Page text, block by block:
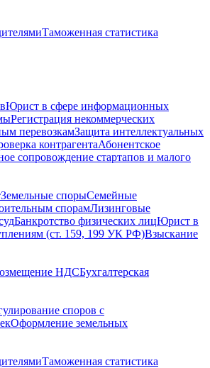
Таможенная статистика
Юрист в сфере информационных
Регистрация некоммерческих
перевозкамЗащита интеллектуальных
контрагентаАбонентское
сопровождение стартапов и малого
Земельные спорыСемейные
спорамЛизинговые
Банкротство физических лицЮрист в
(ст. 159, 199 УК РФ)Взыскание
НДСБухгалтерская
споров с
Оформление земельных
Таможенная статистика